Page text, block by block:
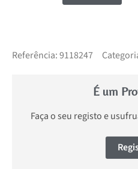
Referência:9118247
É um
Faça o seu registo e